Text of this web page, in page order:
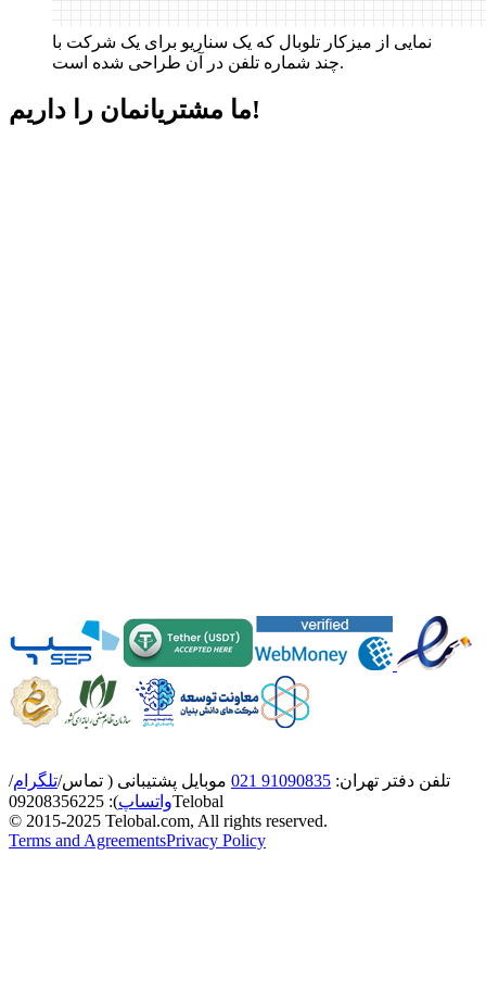
نمایی از میزکار تلوبال که یک سناریو برای یک شرکت با
چند شماره تلفن در آن طراحی شده است.
ما مشتریانمان راداریم!
تلفن دفتر تهران: 91090835 021 موبایل پشتیبانی ( تماس/تلگرام/
واتساپ):
09208356225
Telobal
© 2015-2025 Telobal.com, All rights reserved.
Terms and AgreementsPrivacy Policy